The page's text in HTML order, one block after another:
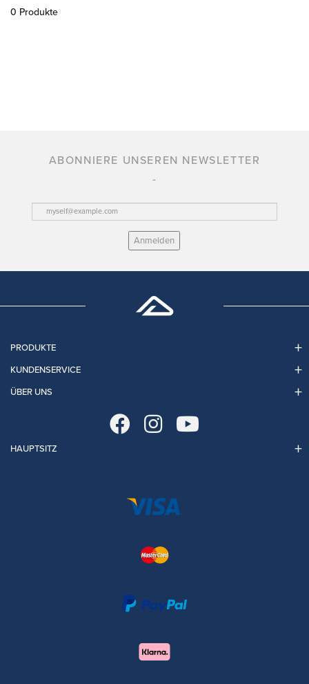
0 Produkte
ABONNIERE UNSEREN NEWSLETTER
Anmelden
PRODUKTE
KUNDENSERVICE
ÜBER UNS
HAUPTSITZ